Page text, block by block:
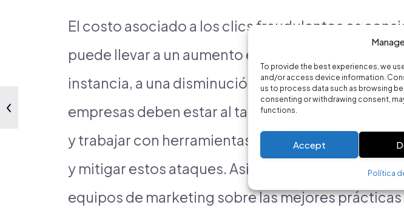
To provide the best experiences, we
and/or access device information.
us to process data such as browsing
consenting or withdrawing consent,
functions.
Accept
Política
El costo asociado a los clics fraudulentos es
puede llevar a un aumento en el costo por clic
instancia, a una disminución en el retorno de la
empresas deben estar al tanto de los patrones de
y trabajar con herramientas avanzadas que les
y mitigar estos ataques. Asimismo, es esencial
equipos de marketing sobre las mejores